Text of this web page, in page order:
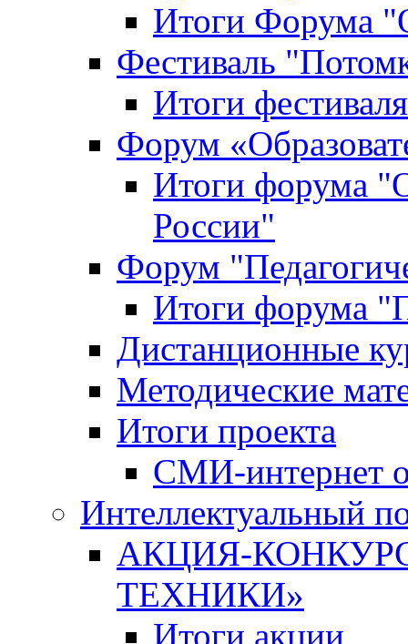
Итоги Форума
Фестиваль
Итоги
Форум
Итоги форума
России"
Форум
Итоги форума
Дистанционные
Методические
Итоги проекта
СМИ-интернет
Интеллектуальный
АКЦИЯ-
ТЕХНИКИ»
Итоги акции